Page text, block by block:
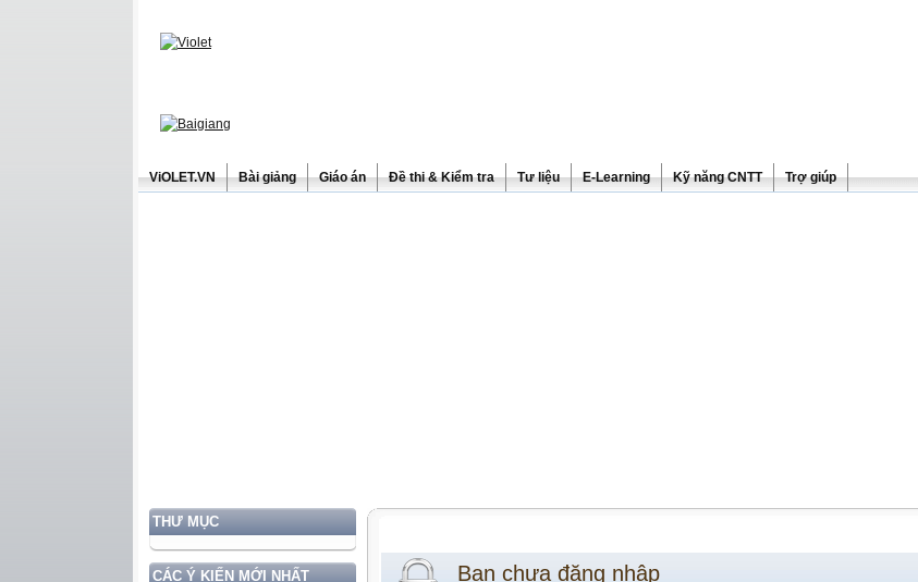
ViOLET.VN Bài giảng Giáo án Đề thi & Kiểm tra Tư liệu E-Learning Kỹ năng CNTT Trợ giúp
THƯ MỤC
CÁC Ý KIẾN MỚI NHẤT Bạn chưa đăng nhập